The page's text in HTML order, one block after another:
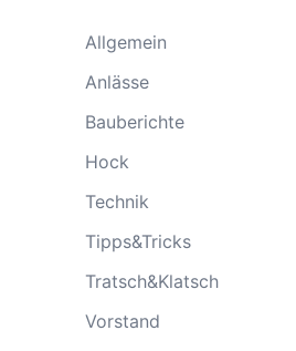
Allgemein
Anlässe
Bauberichte
Hock
Technik
Tipps&Tricks
Tratsch&Klatsch
Vorstand